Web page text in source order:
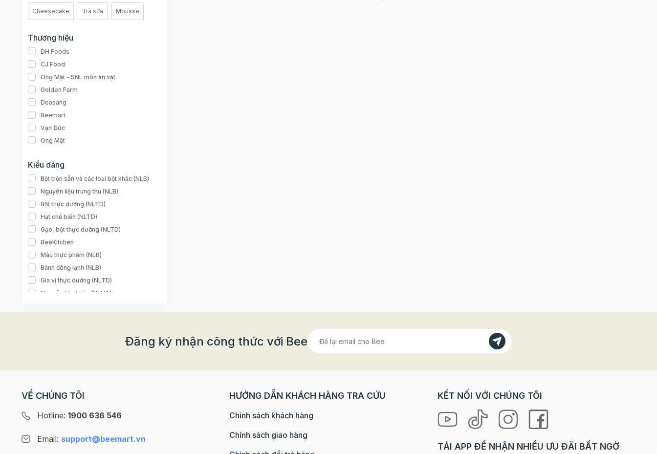
Cheesecake Trà sữa Mousse
Thương hiệu
DH Foods
CJ Food
Ong Mật - SNL món ăn vặt
Golden Farm
Deasang
Beemart
Vạn Đức
Ong Mật
Kiểu dáng
Bột trộn sẵn và các loại bột khác (NLB)
Nguyên liệu trung thu (NLB)
Bột thực dưỡng (NLTD)
Hạt chế biến (NLTD)
Gạo, bột thực dưỡng (NLTD)
BeeKitchen
Màu thực phẩm (NLB)
Bánh đông lạnh (NLB)
Gia vị thực dưỡng (NLTD)
Nguyên liệu khác (NLNA)
Đăng ký nhận công thức với Bee
VỀ CHÚNG TÔI
Hotline: 1900 636 546
Email: support@beemart.vn
HƯỚNG DẪN KHÁCH HÀNG TRA CỨU
Chính sách khách hàng
Chính sách giao hàng
KẾT NỐI VỚI CHÚNG TÔI
TẢI APP ĐỂ NHẬN NHIỀU ƯU ĐÃI BẤT NGỜ